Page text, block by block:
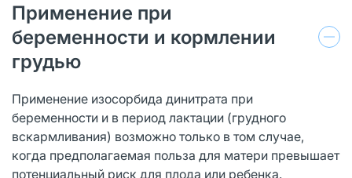
Применение при
беременности и кормлении
грудью
Применение изосорбида динитрата при
беременности и в период лактации (грудного
вскармливания) возможно только в том случае,
когда предполагаемая польза для матери превышает
потенциальный риск для плода или ребенка.